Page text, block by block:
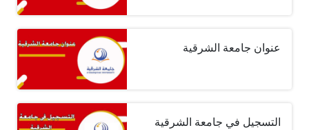
عنوان جامعة الشرقية
التسجيل في جامعة الشرقية